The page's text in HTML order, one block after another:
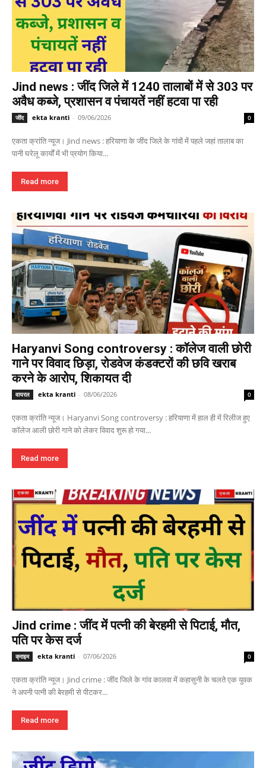
Jind news : जींद जिले में 1240 तालाबों में से 303 पर
अवैध कब्जे, प्रशासन व पंचायतें नहीं हटवा पा रही
जींद ekta kranti - 09/06/2026 0
एकता क्रांति न्यूज। Jind news : हरियाणा के जींद जिले के गांवों में पहले जहां तालाब का
पानी घरेलू कार्यों में भी प्रयोग किया...
Read more
Haryanvi Song controversy : कॉलेज वाली छोरी
गाने पर विवाद छिड़ा, रोडवेज कंडक्टरों की छवि खराब
करने के आरोप, शिकायत दी
वायरल ekta kranti - 08/06/2026 0
एकता क्रांति न्यूज। Haryanvi Song controversy : हरियाणा में हाल ही में रिलीज हुए
कॉलेज आली छोरी गाने को लेकर विवाद शुरू हो गया...
Read more
Jind crime : जींद में पत्नी की बेरहमी से पिटाई, मौत,
पति पर केस दर्ज
क्राइम ekta kranti - 07/06/2026 0
एकता क्रांति न्यूज। Jind crime : जींद जिले के गांव कालवा में कहासुनी के चलते एक युवक
ने अपनी पत्नी की बेरहमी से पीटकर...
Read more